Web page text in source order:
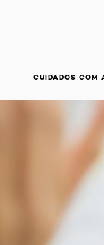
CUIDADOS COM